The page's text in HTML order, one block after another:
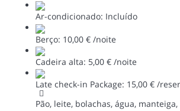
Ar-condicionado: Incluído
Berço: 10,00 € /noite
Cadeira alta: 5,00 € /noite
Late check-in Package: 15,00 € /
Pão, leite, bolachas, água,